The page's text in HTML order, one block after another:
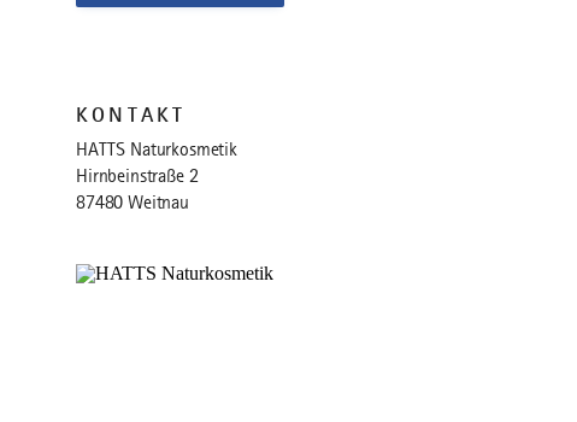
KONTAKT
HATTS Naturkosmetik
Hirnbeinstraße 2
87480 Weitnau